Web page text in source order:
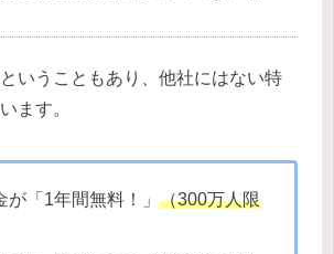
いうこともあり、他社にはない特
ます。
が「1年間無料！」（300万人限